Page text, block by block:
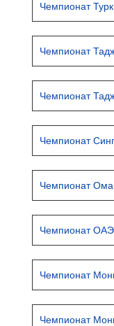
Чемпионат
Чемпионат
Чемпионат
Чемпионат
Чемпионат
Чемпионат
Чемпионат
Чемпионат